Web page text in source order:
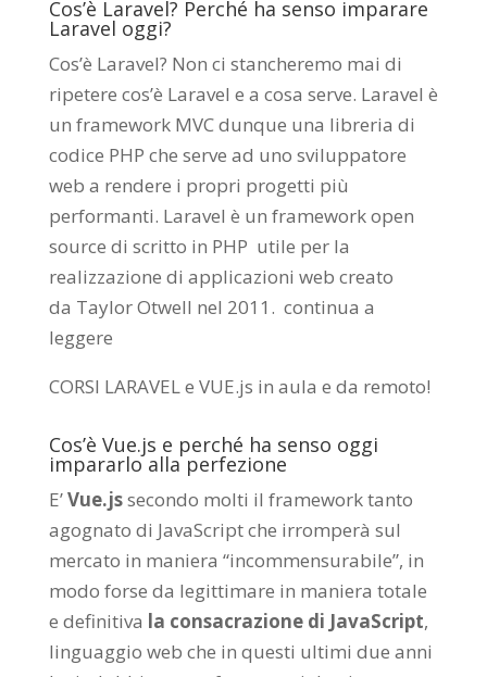
Cos’è Laravel? Perché ha senso imparare
Laravel oggi?
Cos’è Laravel? Non ci stancheremo mai di
ripetere cos’è Laravel e a cosa serve. Laravel è
un framework MVC dunque una libreria di
codice PHP che serve ad uno sviluppatore
web a rendere i propri progetti più
performanti. Laravel è un framework open
source di scritto in PHP utile per la
realizzazione di applicazioni web creato
da Taylor Otwell nel 2011. continua a
leggere
CORSI LARAVEL e VUE.js in aula e da remoto!
Cos’è Vue.js e perché ha senso oggi
impararlo alla perfezione
E’Vue.jssecondo molti il framework tanto
agognato di JavaScript che irromperà sul
mercato in maniera “incommensurabile”, in
modo forse da legittimare in maniera totale
e definitiva la consacrazione di JavaScript,
linguaggio web che in questi ultimi due anni